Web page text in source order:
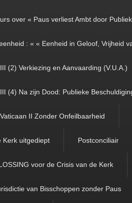
over « Paus verliest Ambt door
: « « Eenheid in Geloof, Vrijheid
(2) Verkiezing en Aanvaarding (V.U.A.)
(4) Na zijn Dood: Publieke
II Zonder Onfeilbaarheid
Kerk uitgediept Postconciliair
voor de Crisis van de Kerk
van Bisschoppen zonder Paus